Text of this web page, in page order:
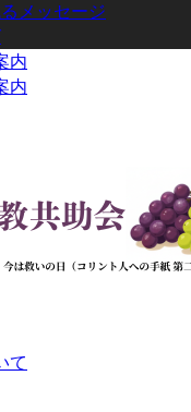
メッセージ
内
内
て